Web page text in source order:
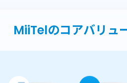
MiiTelのコアバリュ